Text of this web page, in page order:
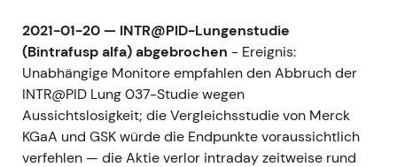
2021-01-20 — INTR@PID-Lungenstudie
(Bintrafusp alfa) abgebrochen - Ereignis:
Unabhängige Monitore empfahlen den Abbruch der
INTR@PID Lung 037-Studie wegen
Aussichtslosigkeit; die Vergleichsstudie von Merck
KGaA und GSK würde die Endpunkte voraussichtlich
verfehlen — die Aktie verlor intraday zeitweise rund